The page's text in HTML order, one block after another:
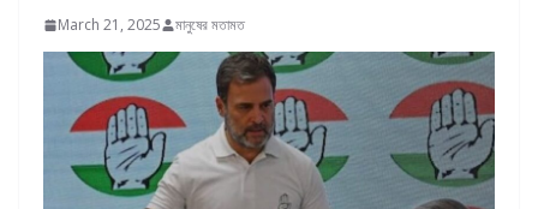
March 21, 2025 মানুষের মতামত